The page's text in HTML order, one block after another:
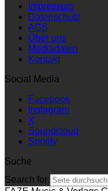
Impressum
Datenschutz
AGB
Über uns
Mediadaten
Kontakt
Social Media
Facebook
Instagram
X
Soundcloud
Spotify
Suche
Search for: